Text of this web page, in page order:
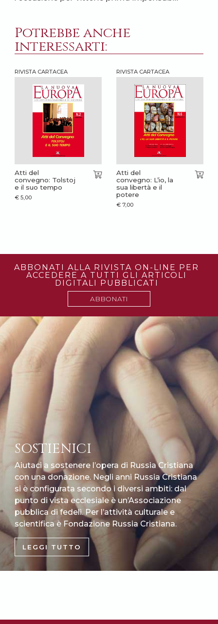
Potrebbe anche
interessarti:
RIVISTA CARTACEA
Atti del
convegno: Tolstoj
e il suo tempo
€ 5,00
RIVISTA CARTACEA
Atti del
convegno: L’io, la
sua libertà e il
potere
€ 7,00
ABBONATI ALLA RIVISTA ON-LINE PER
ACCEDERE A TUTTI GLI ARTICOLI
DIGITALI PUBBLICATI
ABBONATI
SOSTIENICI
Aiutaci a sostenere l’opera di Russia Cristiana
con una donazione. Negli anni Russia Cristiana
si è configurata secondo i diversi ambiti: dal
punto di vista ecclesiale è un’Associazione
pubblica di fedeli. Per l’attività culturale e
scientifica è Fondazione Russia Cristiana.
LEGGI TUTTO